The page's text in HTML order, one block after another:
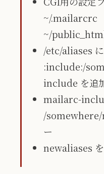
~/.mailarcrc
~/
/etc/aliases
:include:/
include を追
mailarc-
/
ー
newaliases